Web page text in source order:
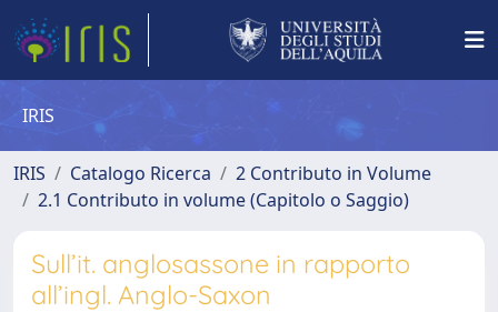
IRIS
IRIS Catalogo Ricerca
2 Contributo in Volume
2.1 Contributo in volume (Capitolo o Saggio)
Sull’it. anglosassone in rapporto
all’ingl. Anglo-Saxon